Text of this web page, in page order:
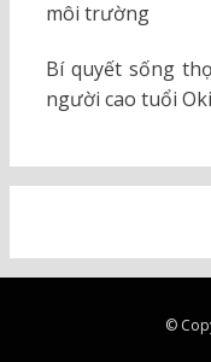
môi trường
Bí quyết sống
người cao tuổi
©